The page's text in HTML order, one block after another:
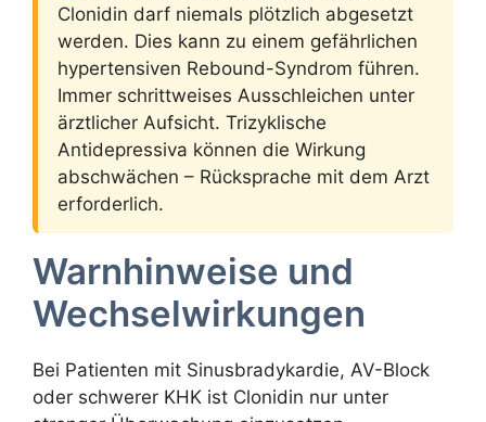
Clonidin darf niemals plötzlich abgesetzt
werden. Dies kann zu einem gefährlichen
hypertensiven Rebound-Syndrom führen.
Immer schrittweises Ausschleichen unter
ärztlicher Aufsicht. Trizyklische
Antidepressiva können die Wirkung
abschwächen – Rücksprache mit dem Arzt
erforderlich.
Warnhinweise und
Wechselwirkungen
Bei Patienten mit Sinusbradykardie, AV-Block
oder schwerer KHK ist Clonidin nur unter